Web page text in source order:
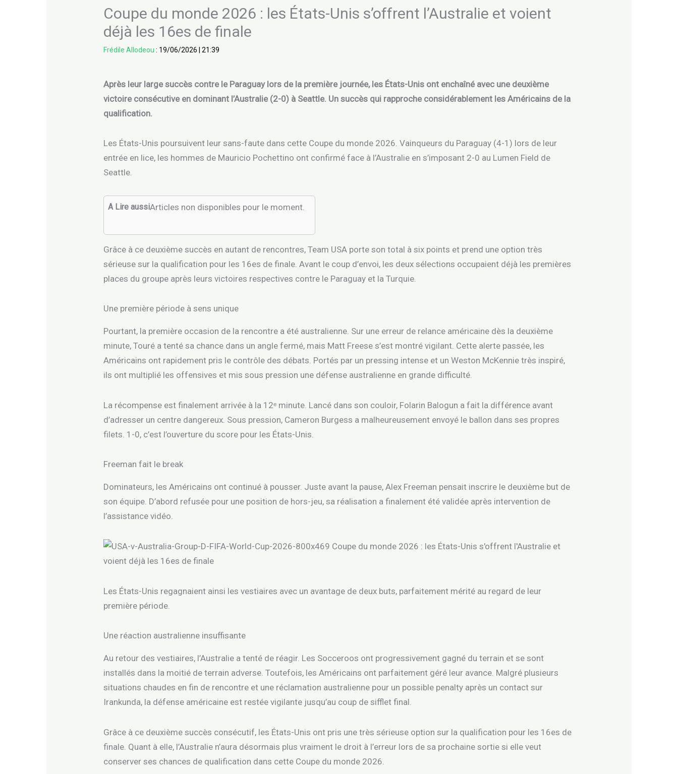
Coupe du monde 2026 : les États-Unis s’offrent l’Australie et voient
déjà les 16es de finale
Frédile Allodeou : 19/06/2026 |21:39
Après leur large succès contre le Paraguay lors de la première journée, les États-Unis ont enchaîné avec une deuxième
victoire consécutive en dominant l’Australie (2-0) à Seattle. Un succès qui rapproche considérablement les Américains de la
qualification.
Les États-Unis poursuivent leur sans-faute dans cette Coupe du monde 2026. Vainqueurs du Paraguay (4-1) lors de leur
entrée en lice, les hommes de Mauricio Pochettino ont confirmé face à l’Australie en s’imposant 2-0 au Lumen Field de
Seattle.
A Lire aussiArticles non disponibles pour le moment.
Grâce à ce deuxième succès en autant de rencontres, Team USA porte son total à six points et prend une option très
sérieuse sur la qualification pour les 16es de finale. Avant le coup d’envoi, les deux sélections occupaient déjà les premières
places du groupe après leurs victoires respectives contre le Paraguay et la Turquie.
Une première période à sens unique
Pourtant, la première occasion de la rencontre a été australienne. Sur une erreur de relance américaine dès la deuxième
minute, Touré a tenté sa chance dans un angle fermé, mais Matt Freese s’est montré vigilant. Cette alerte passée, les
Américains ont rapidement pris le contrôle des débats. Portés par un pressing intense et un Weston McKennie très inspiré,
ils ont multiplié les offensives et mis sous pression une défense australienne en grande difficulté.
La récompense est finalement arrivée à la 12ᵉ minute. Lancé dans son couloir, Folarin Balogun a fait la différence avant
d’adresser un centre dangereux. Sous pression, Cameron Burgess a malheureusement envoyé le ballon dans ses propres
filets. 1-0, c’est l’ouverture du score pour les États-Unis.
Freeman fait le break
Dominateurs, les Américains ont continué à pousser. Juste avant la pause, Alex Freeman pensait inscrire le deuxième but de
son équipe. D’abord refusée pour une position de hors-jeu, sa réalisation a finalement été validée après intervention de
l’assistance vidéo.
Les États-Unis regagnaient ainsi les vestiaires avec un avantage de deux buts, parfaitement mérité au regard de leur
première période.
Une réaction australienne insuffisante
Au retour des vestiaires, l’Australie a tenté de réagir. Les Socceroos ont progressivement gagné du terrain et se sont
installés dans la moitié de terrain adverse. Toutefois, les Américains ont parfaitement géré leur avance. Malgré plusieurs
situations chaudes en fin de rencontre et une réclamation australienne pour un possible penalty après un contact sur
Irankunda, la défense américaine est restée vigilante jusqu’au coup de sifflet final.
Grâce à ce deuxième succès consécutif, les États-Unis ont pris une très sérieuse option sur la qualification pour les 16es de
finale. Quant à elle, l’Australie n’aura désormais plus vraiment le droit à l’erreur lors de sa prochaine sortie si elle veut
conserver ses chances de qualification dans cette Coupe du monde 2026.